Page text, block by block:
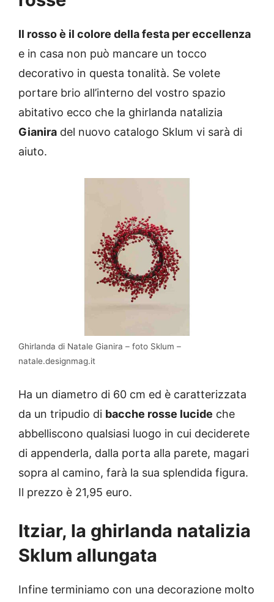
Il rosso è il colore della festa per eccellenza
e in casa non può mancare un tocco
decorativo in questa tonalità. Se volete
portare brio all’interno del vostro spazio
abitativo ecco che la ghirlanda natalizia
Gianira del nuovo catalogo Sklum vi sarà di
aiuto.
Ghirlanda di Natale Gianira – foto Sklum –
natale.designmag.it
Ha un diametro di 60 cm ed è caratterizzata
da un tripudio di bacche rosse lucide che
abbelliscono qualsiasi luogo in cui deciderete
di appenderla, dalla porta alla parete, magari
sopra al camino, farà la sua splendida figura.
Il prezzo è 21,95 euro.
Itziar, la ghirlanda natalizia
Sklum allungata
Infine terminiamo con una decorazione molto